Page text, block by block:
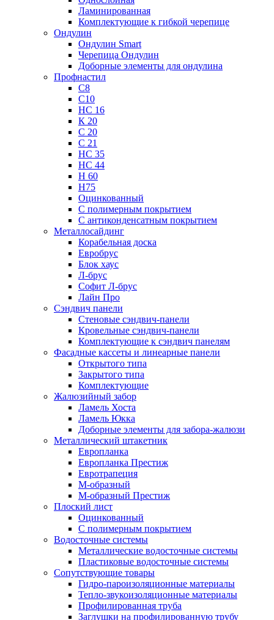
Ламинированная
Комплектующие к гибкой черепице
Ондулин
Ондулин Smart
Черепица Ондулин
Доборные элементы для ондулина
Профнастил
С8
С10
НС 16
К 20
С 20
С 21
НС 35
НС 44
Н 60
Н75
Оцинкованный
С полимерным покрытием
С антиконденсатным покрытием
Металлосайдинг
Корабельная доска
Евробрус
Блок хаус
Л-брус
Софит Л-брус
Лайн Про
Сэндвич панели
Стеновые сэндвич-панели
Кровельные сэндвич-панели
Комплектующие к сэндвич панелям
Фасадные кассеты и линеарные панели
Открытого типа
Закрытого типа
Комплектующие
Жалюзийный забор
Ламель Хоста
Ламель Юкка
Доборные элементы для забора-жалюзи
Металлический штакетник
Европланка
Европланка Престиж
Евротрапеция
М-образный
М-образный Престиж
Плоский лист
Оцинкованный
С полимерным покрытием
Водосточные системы
Металлические водосточные системы
Пластиковые водосточные системы
Сопутствующие товары
Гидро-пароизоляционные материалы
Тепло-звукоизоляционные материалы
Профилированная труба
Заглушки на профилированную трубу